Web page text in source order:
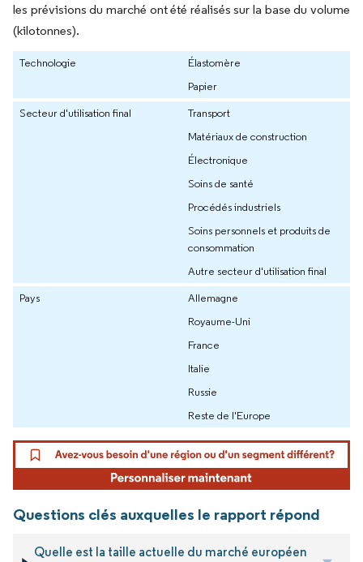
les prévisions du marché ont été réalisés sur la base du volume
(kilotonnes).
Technologie
Élastomère
Papier
Secteur d'utilisation final
Transport
Matériaux de construction
Électronique
Soins de santé
Procédés industriels
Soins personnels et produits de
consommation
Autre secteur d'utilisation final
Pays
Allemagne
Royaume-Uni
France
Italie
Russie
Reste de l'Europe
Questions clés auxquelles le rapport répond
Quelle est la taille actuelle du marché européen